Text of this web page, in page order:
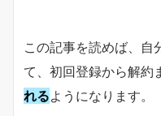
この記事を読めば、自
て、初回登録から解約
れるようになります。